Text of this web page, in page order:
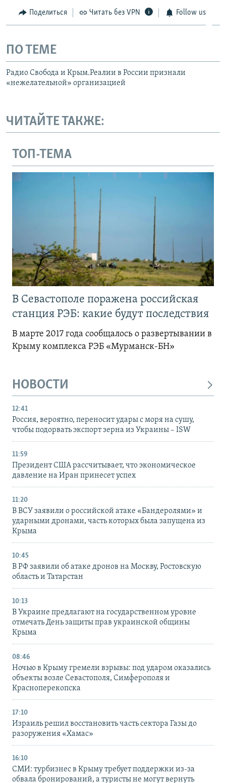
Поделиться Читать без VPN Follow us
ПО ТЕМЕ
Радио Свобода и Крым.Реалии в России признали
«нежелательной» организацией
ЧИТАЙТЕ ТАКЖЕ:
ТОП-ТЕМА
В Севастополе поражена российская
станция РЭБ: какие будут последствия
В марте 2017 года сообщалось о развертывании в
Крыму комплекса РЭБ «Мурманск-БН»
НОВОСТИ
12:41
Россия, вероятно, переносит удары с моря на сушу,
чтобы подорвать экспорт зерна из Украины – ISW
11:59
Президент США рассчитывает, что экономическое
давление на Иран принесет успех
11:20
В ВСУ заявили о российской атаке «Бандеролями» и
ударными дронами, часть которых была запущена из
Крыма
10:45
В РФ заявили об атаке дронов на Москву, Ростовскую
область и Татарстан
10:13
В Украине предлагают на государственном уровне
отмечать День защиты прав украинской общины
Крыма
08:46
Ночью в Крыму гремели взрывы: под ударом оказались
объекты возле Севастополя, Симферополя и
Красноперекопска
17:10
Израиль решил восстановить часть сектора Газы до
разоружения «Хамас»
16:10
СМИ: турбизнес в Крыму требует поддержки из-за
обвала бронирований, а туристы не могут вернуть